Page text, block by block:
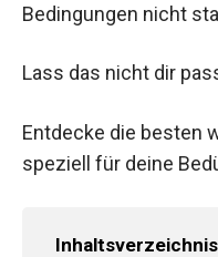
Bedingungen nicht
Lass das nicht dir
Entdecke die besten
speziell für deine
Inhaltsverzeichnis